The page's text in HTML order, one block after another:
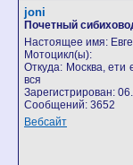
joni
Почетный
Настоящее имя:
Мотоцикл(ы):
Откуда: Москва, ети
вся
Зарегистрирован:
Сообщений: 3652
Вебсайт